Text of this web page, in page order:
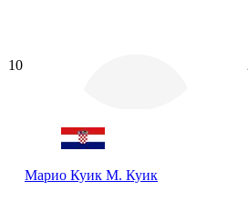
10
Марио Куик М. Куик